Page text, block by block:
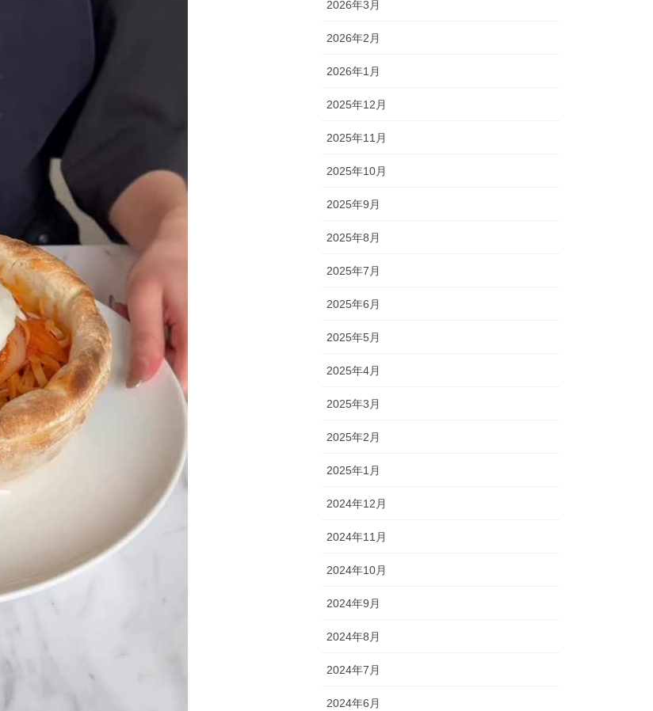
2026年3月
2026年2月
2026年1月
2025年12月
2025年11月
2025年10月
2025年9月
2025年8月
2025年7月
2025年6月
2025年5月
2025年4月
2025年3月
2025年2月
2025年1月
2024年12月
2024年11月
2024年10月
2024年9月
2024年8月
2024年7月
2024年6月